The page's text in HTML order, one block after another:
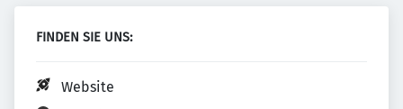
FINDEN SIE UNS:
Website